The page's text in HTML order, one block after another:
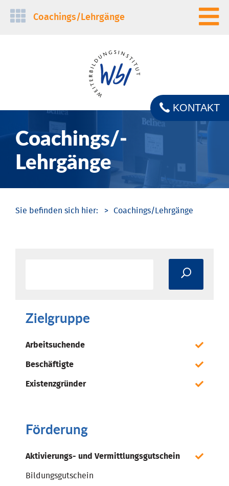
Navigation
Coachings/­Lehrgänge
Coachings/­
Lehrgänge
KONTAKT
Coachings/­Lehrgänge
Zielgruppe
Arbeitsuchende
Beschäftigte
Existenzgründer
Förderung
Aktivierungs- und Vermittlungsgutschein
Bildungsgutschein